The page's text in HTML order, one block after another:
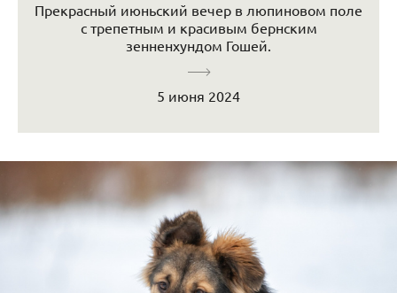
Прекрасный июньский вечер в люпиновом поле
с трепетным и красивым бернским
зенненхундом Гошей.
5 июня 2024